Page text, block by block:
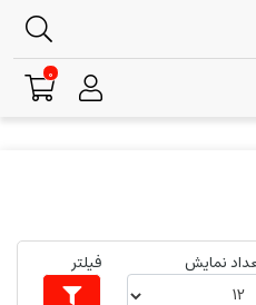
نمایش فیلتر
0